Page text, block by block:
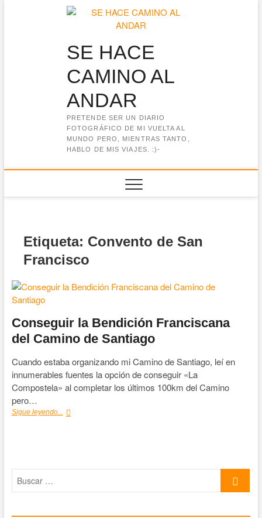
SE HACE
CAMINO AL
ANDAR
PRETENDE SER UN DIARIO
FOTOGRÁFICO DE MI VUELTA AL
MUNDO PERO, MIENTRAS TANTO,
HABLO DE MIS VIAJES. :)-
Etiqueta: Convento de San
Francisco
Conseguir la Bendición Franciscana
del Camino de Santiago
Cuando estaba organizando mi Camino de Santiago, leí en
innumerables fuentes la opción de conseguir «La
Compostela» al completar los últimos 100km del Camino
pero…
Sigue leyendo... Conseguir